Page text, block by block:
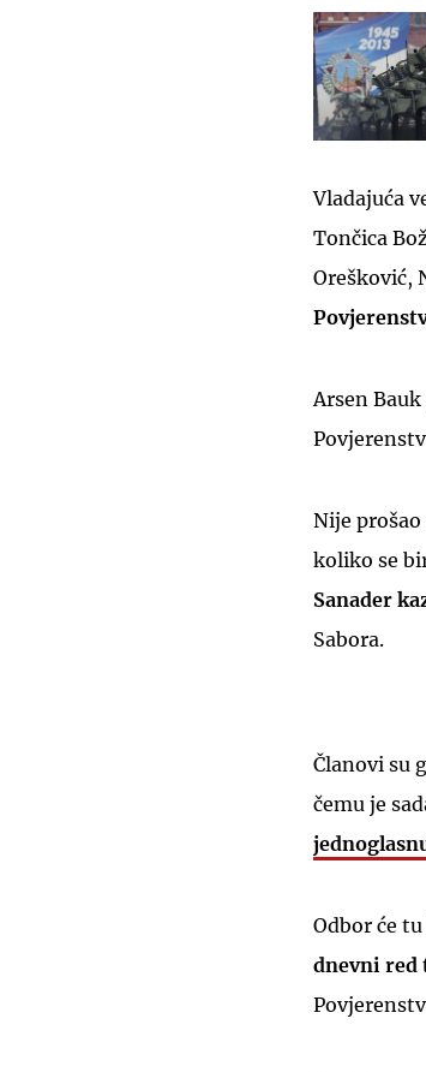
Vladajuća
Tončica
Orešković,
Arsen
Nije
koliko se
Sanader
Sabora.
Članovi su
čemu je
Odbor će
dnevni red